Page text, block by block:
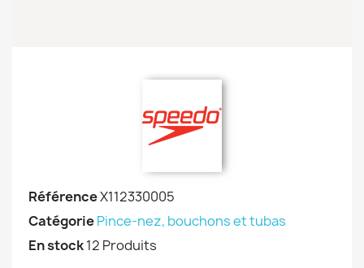
RéférenceX112330005
CatégoriePince-nez, bouchons et tubas
En stock12 Produits